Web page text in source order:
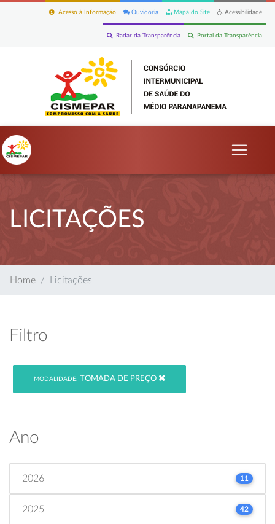
Acessibilidade
Mapa do Site
Ouvidoria
Acesso à Informação
Portal da Transparência
Radar da Transparência
LICITAÇÕES
Home Licitações
Filtro
MODALIDADE: TOMADA DE PREÇO
Ano
2026 11
2025 42